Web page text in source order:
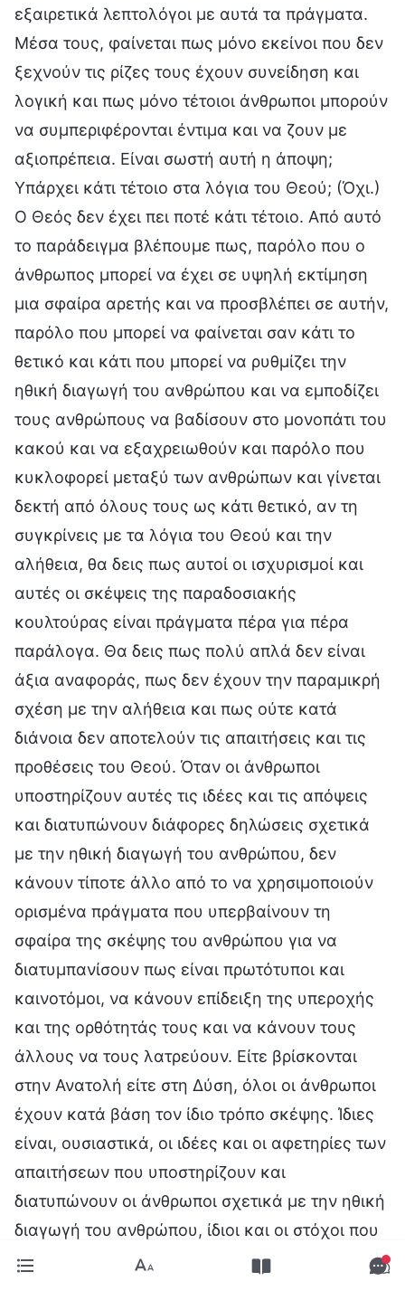
εξαιρετικά λεπτολόγοι με αυτά τα πράγματα.
Μέσα τους, φαίνεται πως μόνο εκείνοι που δεν
ξεχνούν τις ρίζες τους έχουν συνείδηση και
λογική και πως μόνο τέτοιοι άνθρωποι μπορούν
να συμπεριφέρονται έντιμα και να ζουν με
αξιοπρέπεια. Είναι σωστή αυτή η άποψη;
Υπάρχει κάτι τέτοιο στα λόγια του Θεού; (Όχι.)
Ο Θεός δεν έχει πει ποτέ κάτι τέτοιο. Από αυτό
το παράδειγμα βλέπουμε πως, παρόλο που ο
άνθρωπος μπορεί να έχει σε υψηλή εκτίμηση
μια σφαίρα αρετής και να προσβλέπει σε αυτήν,
παρόλο που μπορεί να φαίνεται σαν κάτι το
θετικό και κάτι που μπορεί να ρυθμίζει την
ηθική διαγωγή του ανθρώπου και να εμποδίζει
τους ανθρώπους να βαδίσουν στο μονοπάτι του
κακού και να εξαχρειωθούν και παρόλο που
κυκλοφορεί μεταξύ των ανθρώπων και γίνεται
δεκτή από όλους τους ως κάτι θετικό, αν τη
συγκρίνεις με τα λόγια του Θεού και την
αλήθεια, θα δεις πως αυτοί οι ισχυρισμοί και
αυτές οι σκέψεις της παραδοσιακής
κουλτούρας είναι πράγματα πέρα για πέρα
παράλογα. Θα δεις πως πολύ απλά δεν είναι
άξια αναφοράς, πως δεν έχουν την παραμικρή
σχέση με την αλήθεια και πως ούτε κατά
διάνοια δεν αποτελούν τις απαιτήσεις και τις
προθέσεις του Θεού. Όταν οι άνθρωποι
υποστηρίζουν αυτές τις ιδέες και τις απόψεις
και διατυπώνουν διάφορες δηλώσεις σχετικά
με την ηθική διαγωγή του ανθρώπου, δεν
κάνουν τίποτε άλλο από το να χρησιμοποιούν
ορισμένα πράγματα που υπερβαίνουν τη
σφαίρα της σκέψης του ανθρώπου για να
διατυμπανίσουν πως είναι πρωτότυποι και
καινοτόμοι, να κάνουν επίδειξη της υπεροχής
και της ορθότητάς τους και να κάνουν τους
άλλους να τους λατρεύουν. Είτε βρίσκονται
στην Ανατολή είτε στη Δύση, όλοι οι άνθρωποι
έχουν κατά βάση τον ίδιο τρόπο σκέψης. Ίδιες
είναι, ουσιαστικά, οι ιδέες και οι αφετηρίες των
απαιτήσεων που υποστηρίζουν και
διατυπώνουν οι άνθρωποι σχετικά με την ηθική
διαγωγή του ανθρώπου, ίδιοι και οι στόχοι που
επιθυμούν να πετύχουν μέσα από αυτές. Αν και